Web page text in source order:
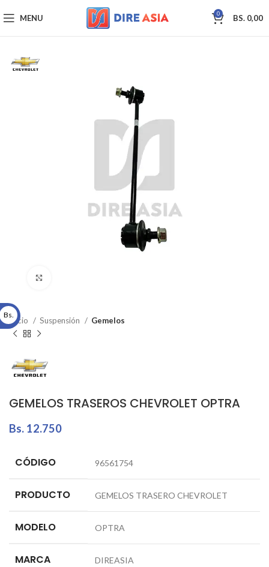
MENU 0 BS. 0,00
Inicio Suspensión Gemelos
GEMELOS TRASEROS CHEVROLET OPTRA
Bs. 12.750
CÓDIGO 96561754
PRODUCTO GEMELOS TRASERO CHEVROLET
MODELO OPTRA
MARCA DIREASIA
Bs.